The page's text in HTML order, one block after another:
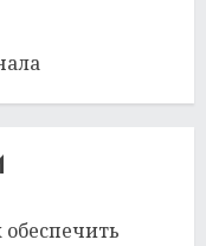
обеспечить